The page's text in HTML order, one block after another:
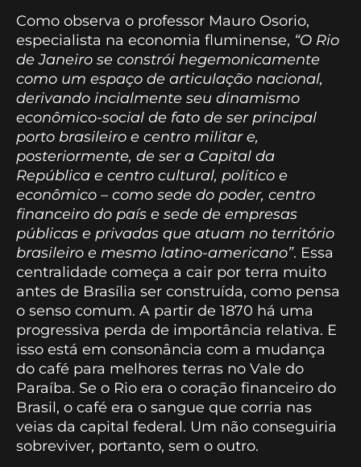
Como observa o professor Mauro Osorio,
especialista na economia fluminense, “O Rio
de Janeiro se constrói hegemonicamente
como um espaço de articulação nacional,
derivando incialmente seu dinamismo
econômico-social de fato de ser principal
porto brasileiro e centro militar e,
posteriormente, de ser a Capital da
República e centro cultural, político e
econômico – como sede do poder, centro
financeiro do país e sede de empresas
públicas e privadas que atuam no território
brasileiro e mesmo latino-americano”. Essa
centralidade começa a cair por terra muito
antes de Brasília ser construída, como pensa
o senso comum. A partir de 1870 há uma
progressiva perda de importância relativa. E
isso está em consonância com a mudança
do café para melhores terras no Vale do
Paraíba. Se o Rio era o coração financeiro do
Brasil, o café era o sangue que corria nas
veias da capital federal. Um não conseguiria
sobreviver, portanto, sem o outro.